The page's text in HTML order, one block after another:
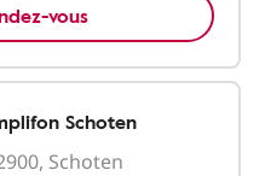
vous
Schoten
Schoten